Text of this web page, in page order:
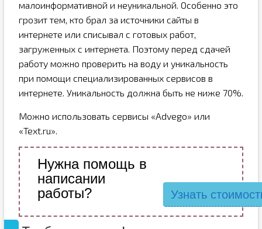
малоинформативной и неуникальной. Особенно это
грозит тем, кто брал за источники сайты в
интернете или списывал с готовых работ,
загруженных с интернета. Поэтому перед сдачей
работу можно проверить на воду и уникальность
при помощи специализированных сервисов в
интернете. Уникальность должна быть не ниже 70%.
Можно использовать сервисы «Advego» или
«Text.ru».
Нужна помощь в
написании
работы?
Узнать